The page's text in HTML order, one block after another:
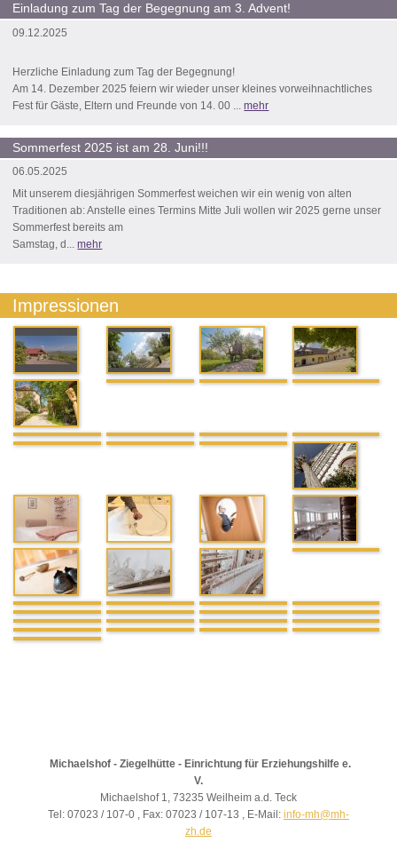
Einladung zum Tag der Begegnung am 3. Advent!
09.12.2025
Herzliche Einladung zum Tag der Begegnung!
Am 14. Dezember 2025 feiern wir wieder unser kleines vorweihnachtliches
Fest für Gäste, Eltern und Freunde von 14. 00 ...mehr
Sommerfest 2025 ist am 28. Juni!!!
06.05.2025
Mit unserem diesjährigen Sommerfest weichen wir ein wenig von alten
Traditionen ab: Anstelle eines Termins Mitte Juli wollen wir 2025 gerne unser
Sommerfest bereits am
Samstag, d...mehr
Impressionen
Michaelshof - Ziegelhütte - Einrichtung für Erziehungshilfe e.
V.
Michaelshof 1, 73235 Weilheim a.d. Teck
Tel: 07023 / 107-0 , Fax: 07023 / 107-13 , E-Mail: info-mh@mh-
zh.de